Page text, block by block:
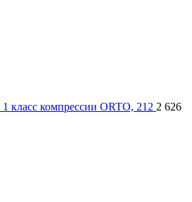
класс компрессии ORTO, 212 2 626